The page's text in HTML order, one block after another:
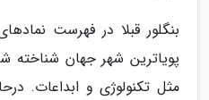
پویاترین شهر جهان شناخته
مثل تکنولوژی و ابداعات.